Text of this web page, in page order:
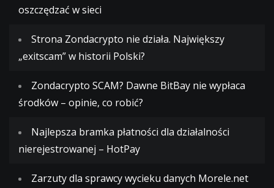
oszczędzać w sieci
Strona Zondacrypto nie działa. Największy
„exitscam” w historii Polski?
Zondacrypto SCAM? Dawne BitBay nie wypłaca
środków – opinie, co robić?
Najlepsza bramka płatności dla działalności
nierejestrowanej – HotPay
Zarzuty dla sprawcy wycieku danych Morele.net